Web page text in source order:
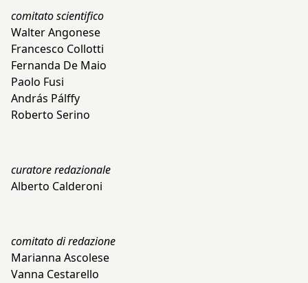
comitato scientifico
Walter Angonese
Francesco Collotti
Fernanda De Maio
Paolo Fusi
András Pálffy
Roberto Serino
curatore redazionale
Alberto Calderoni
comitato di redazione
Marianna Ascolese
Vanna Cestarello